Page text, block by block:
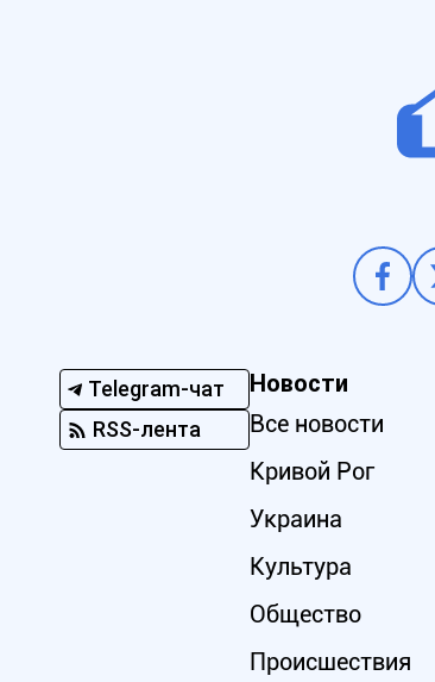
Telegram-чат
RSS-лента
Новости
Все новости
Кривой Рог
Украина
Культура
Общество
Происшествия